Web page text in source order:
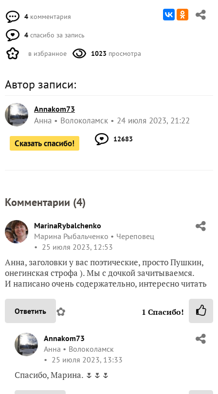
4 комментария
4 спасибо за запись
в избранное 1023 просмотра
Автор записи:
Annakom73
Анна Волоколамск 24 июля 2023, 21:22
Сказать спасибо! 12683
Комментарии (4)
MarinaRybalchenko
Марина Рыбальченко
Череповец
25 июля 2023, 12:53
Анна, заголовки у вас поэтические, просто Пушкин,
онегинская строфа ). Мы с дочкой зачитываемся.
И написано очень содержательно, интересно читать
Ответить ✿ 1 Спасибо!
Annakom73
Анна
Волоколамск
25 июля 2023, 13:33
Спасибо, Марина. 🌷🌷🌷